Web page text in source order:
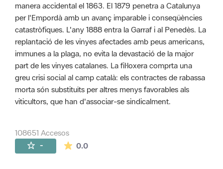
manera accidental el 1863. El 1879 penetra a Catalunya
per l'Empordà amb un avanç imparable i conseqüències
catastròfiques. L'any 1888 entra la Garraf i al Penedès. La
replantació de les vinyes afectades amb peus americans,
immunes a la plaga, no evita la devastació de la major
part de les vinyes catalanes. La fil·loxera comprta una
greu crisi social al camp català: els contractes de rabassa
morta són substituïts per altres menys favorables als
viticultors, que han d'associar-se sindicalment.
108651 Accesos
- 0.0La valoración media es de 0 estrellas de